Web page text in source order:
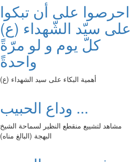
احرصوا على أن تبكوا
على سيّد الشّهداء (ع)
كلّ يوم و لو مرّةً
واحدةً
أهمية البكاء على سيد الشهداء (ع)
وداع الحبيب ...
مشاهد لتشييع منقطع النظير لسماحة الشيخ
البهجة (البالغ مناه)